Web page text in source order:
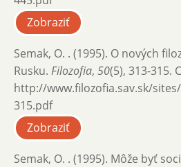
Zobraziť
Semak, O. . (1995). O nových
Rusku. Filozofia, 50(5), 313-315.
http://www.filozofia.sav.sk/
315.pdf
Zobraziť
Semak, O. . (1995). Môže byť